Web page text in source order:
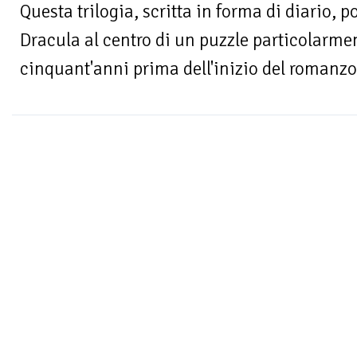
Questa trilogia, scritta in forma di diario,
Dracula al centro di un puzzle
cinquant'anni prima dell'inizio del